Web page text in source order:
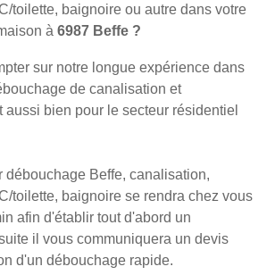
toilette, baignoire ou autre dans votre
à 6987 Beffe ?
sur notre longue expérience dans
de canalisation et
aussi bien pour le secteur résidentiel
débouchage Beffe, canalisation,
toilette, baignoire se rendra chez vous
afin d'établir tout d'abord un
il vous communiquera un devis
d'un débouchage rapide.